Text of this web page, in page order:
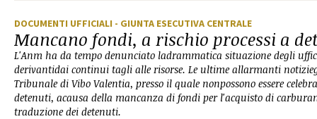
DOCUMENTI UFFICIALI - GIUNTA ESECUTIVA CENTRALE
Mancano fondi, a rischio processi a
L'Anm ha da tempo denunciato ladrammatica situazione degli
derivantidai continui tagli alle risorse. Le ultime allarmanti
Tribunale di Vibo Valentia, presso il quale nonpossono essere
detenuti, acausa della mancanza di fondi per l'acquisto di
traduzione dei detenuti.